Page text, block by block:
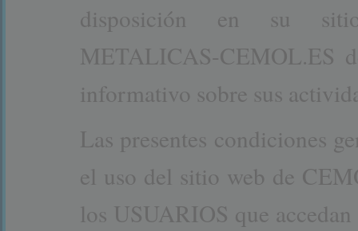
disposición en su sitio
METALICAS-CEMOL.ES
informativo sobre sus
Las presentes condiciones
el uso del sitio web de
los USUARIOS que